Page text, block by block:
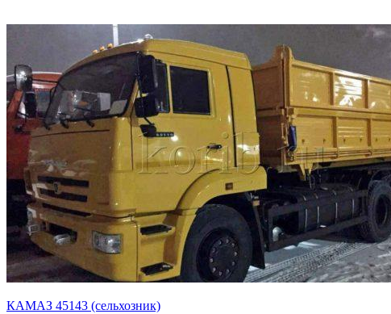
КАМАЗ 45143 (сельхозник)